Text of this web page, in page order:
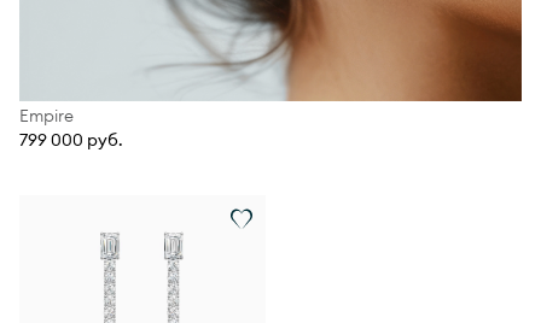
Empire
799 000 руб.